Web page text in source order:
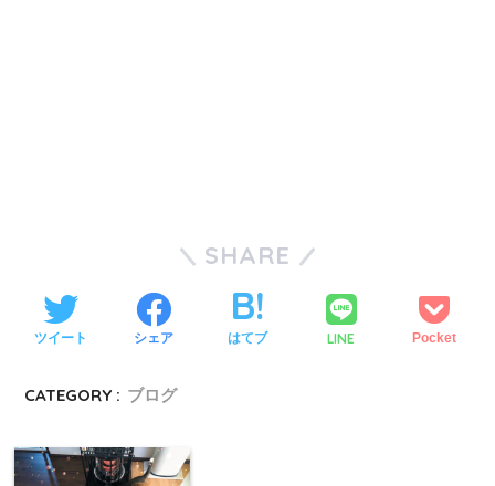
SHARE
ツイート シェア はてブ LINE Pocket
CATEGORY : ブログ